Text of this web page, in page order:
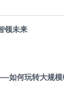
领未来
如何玩转大规模